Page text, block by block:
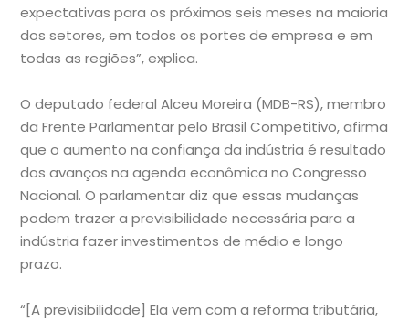
expectativas para os próximos seis meses na maioria
dos setores, em todos os portes de empresa e em
todas as regiões”, explica.
O deputado federal Alceu Moreira (MDB-RS), membro
da Frente Parlamentar pelo Brasil Competitivo, afirma
que o aumento na confiança da indústria é resultado
dos avanços na agenda econômica no Congresso
Nacional. O parlamentar diz que essas mudanças
podem trazer a previsibilidade necessária para a
indústria fazer investimentos de médio e longo
prazo.
“[A previsibilidade] Ela vem com a reforma tributária,